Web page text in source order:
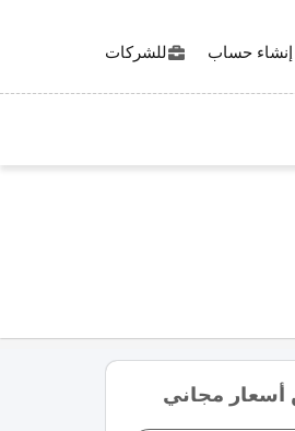
إنشاء حساب للشركات
مجاني